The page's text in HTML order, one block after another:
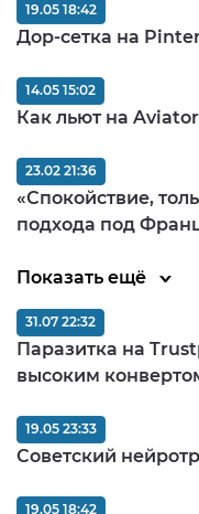
Дор-сетка на
19.05 18:42
Как льют на
14.05 15:02
«Спокойствие,
подхода под
23.02 21:36
Показать ещё
Паразитка на
высоким
31.07 22:32
Советский
19.05 23:33
19.05 18:42